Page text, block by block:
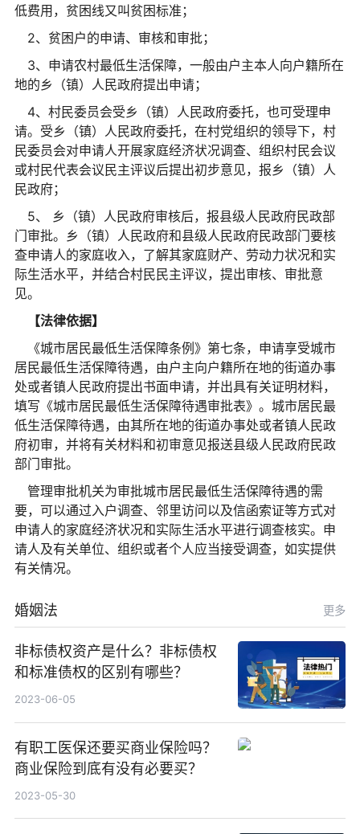
低费用，贫困线又叫贫困标准；
2、贫困户的申请、审核和审批；
3、申请农村最低生活保障，一般由户主本人向户籍所在
地的乡（镇）人民政府提出申请；
4、村民委员会受乡（镇）人民政府委托，也可受理申
请。受乡（镇）人民政府委托，在村党组织的领导下，村
民委员会对申请人开展家庭经济状况调查、组织村民会议
或村民代表会议民主评议后提出初步意见，报乡（镇）人
民政府；
5、 乡（镇）人民政府审核后，报县级人民政府民政部
门审批。乡（镇）人民政府和县级人民政府民政部门要核
查申请人的家庭收入，了解其家庭财产、劳动力状况和实
际生活水平，并结合村民民主评议，提出审核、审批意
见。
【法律依据】
《城市居民最低生活保障条例》第七条，申请享受城市
居民最低生活保障待遇，由户主向户籍所在地的街道办事
处或者镇人民政府提出书面申请，并出具有关证明材料，
填写《城市居民最低生活保障待遇审批表》。城市居民最
低生活保障待遇，由其所在地的街道办事处或者镇人民政
府初审，并将有关材料和初审意见报送县级人民政府民政
部门审批。
管理审批机关为审批城市居民最低生活保障待遇的需
要，可以通过入户调查、邻里访问以及信函索证等方式对
申请人的家庭经济状况和实际生活水平进行调查核实。申
请人及有关单位、组织或者个人应当接受调查，如实提供
有关情况。
婚姻法 更多
非标债权资产是什么？非标债权
和标准债权的区别有哪些？
2023-06-05
有职工医保还要买商业保险吗？
商业保险到底有没有必要买？
2023-05-30